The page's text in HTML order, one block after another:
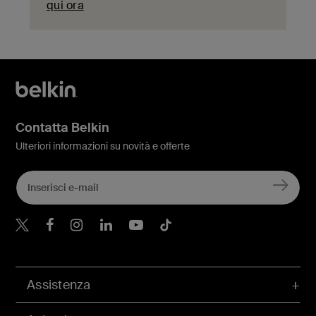
qui ora
Assistenza
Contatta Belkin
Ulteriori informazioni su novità e offerte
Belkin Twitter
Belkin Facebook
Belkin Instagram
Belkin LinkedIn
Belkin Youtube
Belkin TikTok